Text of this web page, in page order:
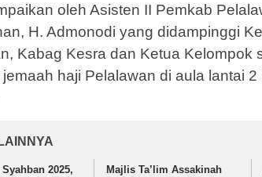
oleh Asisten II Pemkab
H. Admonodi yang didampinggi
Kabag Kesra dan Ketua Kelompok
haji Pelalawan di aula lantai 2
2025,
Majlis Ta’lim Assakinah